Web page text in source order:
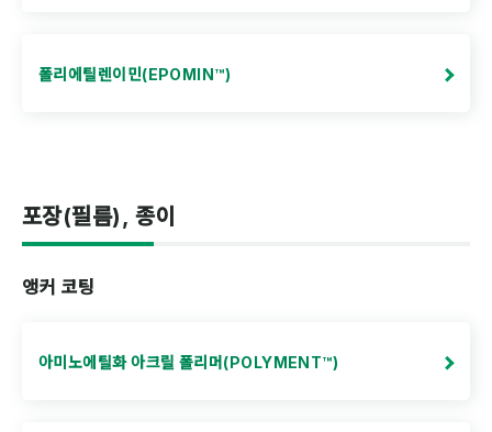
폴리에틸렌이민(EPOMIN™)
포장(필름), 종이
앵커 코팅
아미노에틸화 아크릴 폴리머(POLYMENT™)